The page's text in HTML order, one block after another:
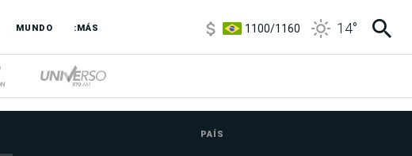
MUNDO :MÁS
3,8/4
14°
PAÍS